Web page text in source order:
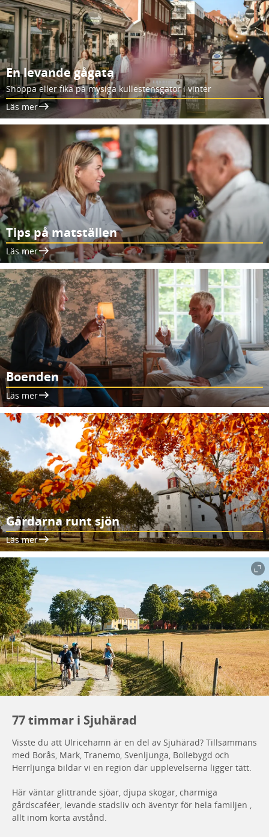
En levande gågata
Shoppa eller fika på mysiga kullestensgator i vinter
Läs mer
Tips på matställen
Läs mer
Boenden
Läs mer
Gårdarna runt sjön
Läs mer
77 timmar i Sjuhärad
Visste du att Ulricehamn är en del av Sjuhärad? Tillsammans
med Borås, Mark, Tranemo, Svenljunga, Bollebygd och
Herrljunga bildar vi en region där upplevelserna ligger tätt.
Här väntar glittrande sjöar, djupa skogar, charmiga
gårdscaféer, levande stadsliv och äventyr för hela familjen ,
allt inom korta avstånd.